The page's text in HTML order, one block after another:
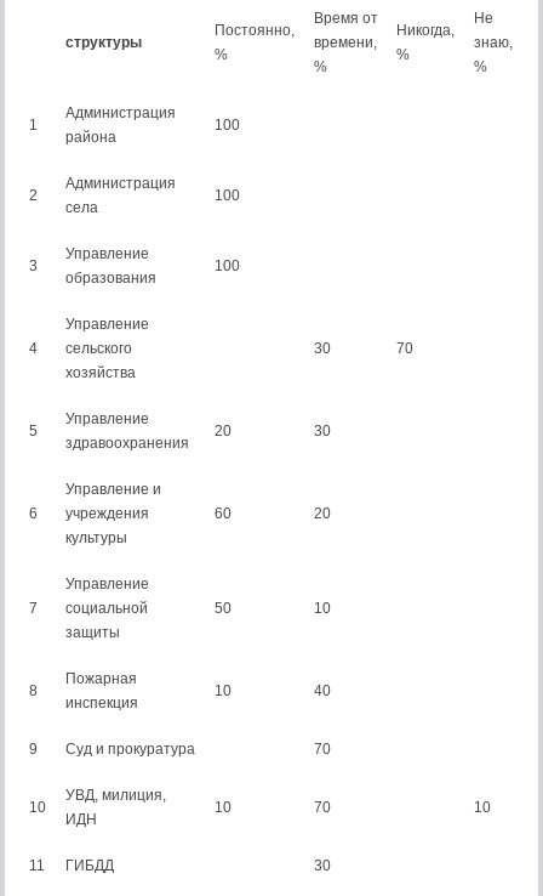
структуры
Постоянно,
%
Время от
времени,
%
Никогда,
%
Не
знаю,
%
1
Администрация
района
100
2
Администрация
села
100
3
Управление
образования
100
4
Управление
сельского
хозяйства
30 70
5
Управление
здравоохранения
20 30
6
Управление и
учреждения
культуры
60 20
7
Управление
социальной
защиты
50 10
8
Пожарная
инспекция
10 40
9 Суд и прокуратура 70
10
УВД, милиция,
ИДН
10 70 10
11 ГИБДД 30